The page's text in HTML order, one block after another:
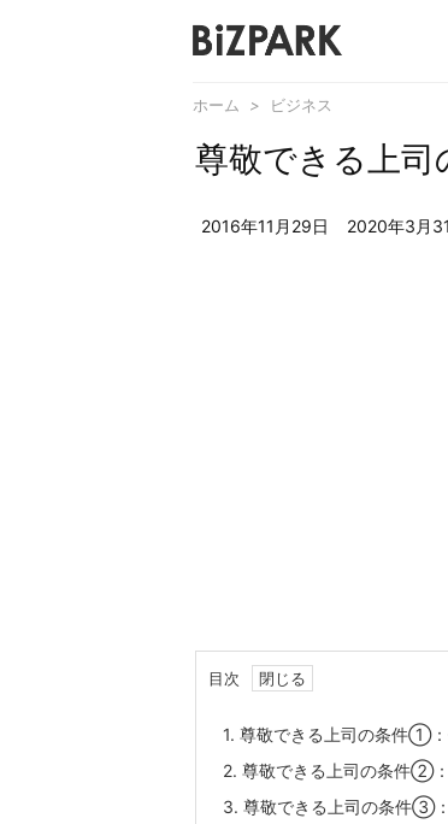
ホーム > ビジネス
尊敬できる上司
2016年11月29日 2020年3月
目次
1. 尊敬できる上司の条件①：
2. 尊敬できる上司の条件②
3. 尊敬できる上司の条件③